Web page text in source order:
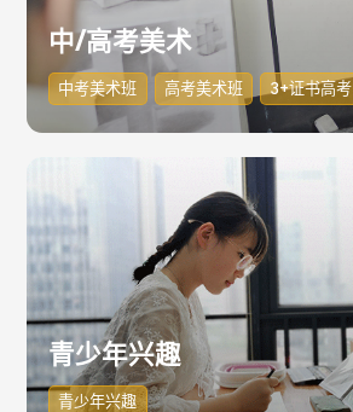
中/高考美术
中考美术班 高考美术班 3+证书高考
青少年兴趣
青少年兴趣